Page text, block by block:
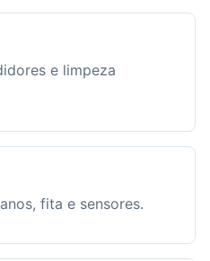
e limpeza
fita e sensores.